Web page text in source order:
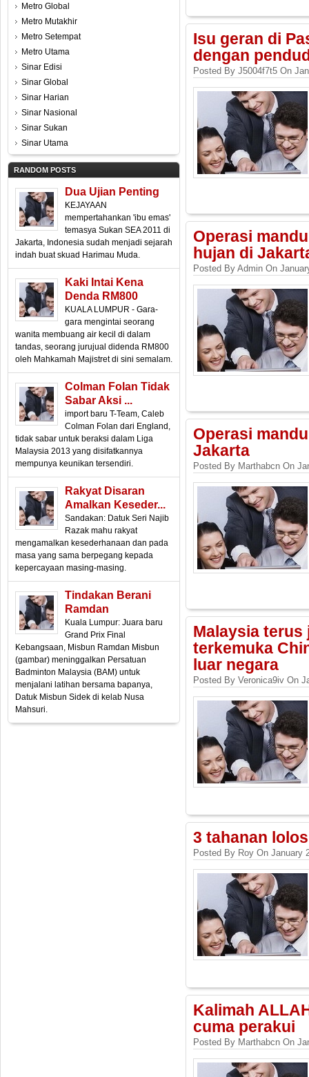
Metro Global
Metro Mutakhir
Metro Setempat
Metro Utama
Sinar Edisi
Sinar Global
Sinar Harian
Sinar Nasional
Sinar Sukan
Sinar Utama
RANDOM POSTS
Dua Ujian Penting
KEJAYAAN
mempertahankan 'ibu emas'
temasya Sukan SEA 2011 di
Jakarta, Indonesia sudah menjadi sejarah
indah buat skuad Harimau Muda.
Kaki Intai Kena
Denda RM800
KUALA LUMPUR - Gara-
gara mengintai seorang
wanita membuang air kecil di dalam
tandas, seorang jurujual didenda RM800
oleh Mahkamah Majistret di sini semalam.
Colman Folan Tidak
Sabar Aksi ...
import baru T-Team, Caleb
Colman Folan dari England,
tidak sabar untuk beraksi dalam Liga
Malaysia 2013 yang disifatkannya
mempunya keunikan tersendiri.
Rakyat Disaran
Amalkan Keseder...
Sandakan: Datuk Seri Najib
Razak mahu rakyat
mengamalkan kesederhanaan dan pada
masa yang sama berpegang kepada
kepercayaan masing-masing.
Tindakan Berani
Ramdan
Kuala Lumpur: Juara baru
Grand Prix Final
Kebangsaan, Misbun Ramdan Misbun
(gambar) meninggalkan Persatuan
Badminton Malaysia (BAM) untuk
menjalani latihan bersama bapanya,
Datuk Misbun Sidek di kelab Nusa
Mahsuri.
Isu geran di
dengan
Posted By J5004f7t5 On
Operasi
hujan di
Posted By Admin On
Operasi
Jakarta
Posted By Marthabcn On
Malaysia
terkemuka
luar negara
Posted By Veronica9iv On
3 tahanan
Posted By Roy On January
Kalimah
cuma perakui
Posted By Marthabcn On